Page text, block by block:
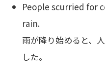
People scurried for
rain.
雨が降り始めると、
した。